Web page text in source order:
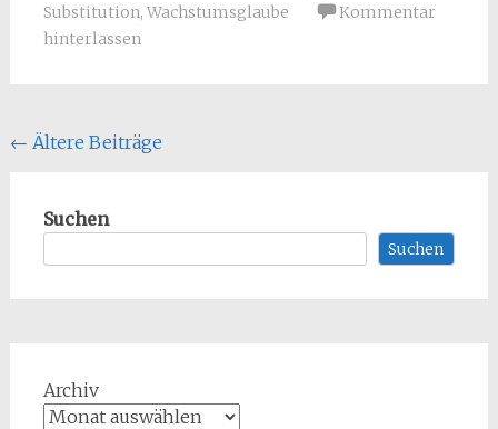
Substitution, Wachstumsglaube
Kommentar
hinterlassen
Beitragsnavigation
← Ältere Beiträge
Suchen
Suchen
Archiv